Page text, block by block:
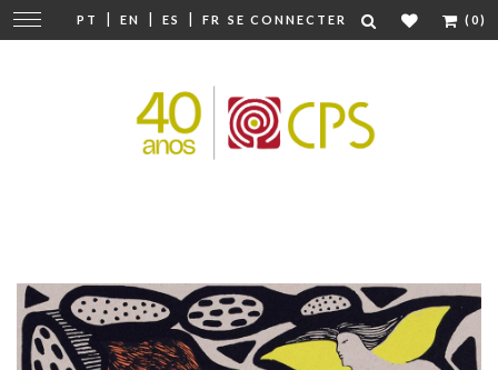
PT | EN | ES | FR SE CONNECTER (0)
Modifier
la